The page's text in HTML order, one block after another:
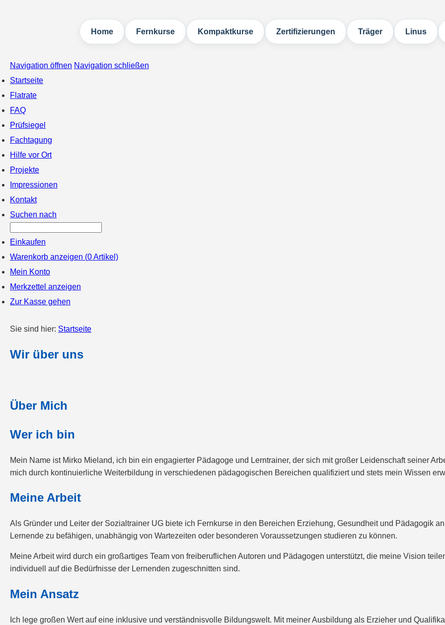
Home Fernkurse Kompaktkurse Zertifizierungen Träger Linus
Navigation öffnen Navigation schließen
Startseite
Flatrate
FAQ
Prüfsiegel
Fachtagung
Hilfe vor Ort
Projekte
Impressionen
Kontakt
Suchen nach
Einkaufen
Warenkorb anzeigen (0Artikel)
Mein Konto
Merkzettel anzeigen
Zur Kasse gehen
Sie sind hier: Startseite
Wir über uns
Über Mich
Wer ich bin
Mein Name ist Mirko Mieland, ich bin ein engagierter Pädagoge und Lerntrainer, der sich mit großer Leidenschaft seiner
mich durch kontinuierliche Weiterbildung in verschiedenen pädagogischen Bereichen qualifiziert und stets mein Wissen
Meine Arbeit
Als Gründer und Leiter der Sozialtrainer UG biete ich Fernkurse in den Bereichen Erziehung, Gesundheit und Pädagogik
Lernende zu befähigen, unabhängig von Wartezeiten oder besonderen Voraussetzungen studieren zu können.
Meine Arbeit wird durch ein großartiges Team von freiberuflichen Autoren und Pädagogen unterstützt, die meine Vision
individuell auf die Bedürfnisse der Lernenden zugeschnitten sind.
Mein Ansatz
Ich lege großen Wert auf eine inklusive und verständnisvolle Bildungswelt. Mit meiner Ausbildung als Erzieher und